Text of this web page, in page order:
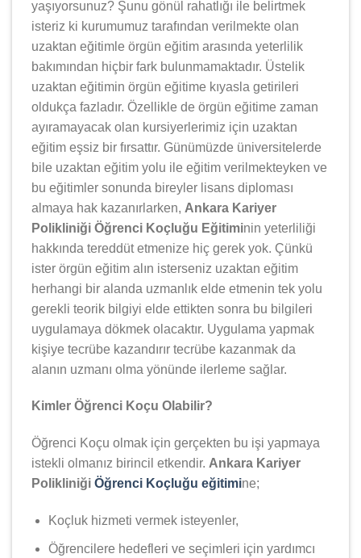
yaşıyorsunuz? Şunu gönül rahatlığı ile belirtmek
isteriz ki kurumumuz tarafından verilmekte olan
uzaktan eğitimle örgün eğitim arasında yeterlilik
bakımından hiçbir fark bulunmamaktadır. Üstelik
uzaktan eğitimin örgün eğitime kıyasla getirileri
oldukça fazladır. Özellikle de örgün eğitime zaman
ayıramayacak olan kursiyerlerimiz için uzaktan
eğitim eşsiz bir fırsattır. Günümüzde üniversitelerde
bile uzaktan eğitim yolu ile eğitim verilmekteyken ve
bu eğitimler sonunda bireyler lisans diploması
almaya hak kazanırlarken, Ankara Kariyer
Polikliniği Öğrenci Koçluğu Eğitiminin yeterliliği
hakkında tereddüt etmenize hiç gerek yok. Çünkü
ister örgün eğitim alın isterseniz uzaktan eğitim
herhangi bir alanda uzmanlık elde etmenin tek yolu
gerekli teorik bilgiyi elde ettikten sonra bu bilgileri
uygulamaya dökmek olacaktır. Uygulama yapmak
kişiye tecrübe kazandırır tecrübe kazanmak da
alanın uzmanı olma yönünde ilerleme sağlar.
Kimler Öğrenci Koçu Olabilir?
Öğrenci Koçu olmak için gerçekten bu işi yapmaya
istekli olmanız birincil etkendir. Ankara Kariyer
Polikliniği Öğrenci Koçluğu eğitimine;
Koçluk hizmeti vermek isteyenler,
Öğrencilere hedefleri ve seçimleri için yardımcı